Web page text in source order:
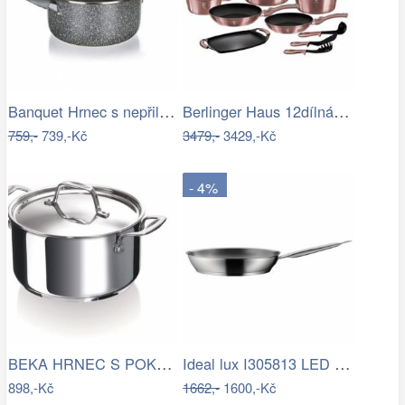
Banquet Hrnec s nepřilnavým povrchem…
759,-739,-Kč
Berlinger Haus 12dílná sada nádobí I…
3479,-3429,-Kč
BEKA HRNEC S POKLICÍ CHEF 16 CM, NEREZ
898,-Kč
- 4%
Ideal lux I305813 LED zápustné svítidlo…
1662,-1600,-Kč